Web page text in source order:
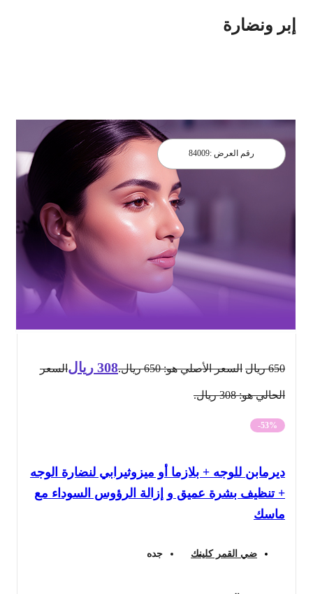
إبر ونضارة
رقم العرض : 84009
ريال السعر الأصلي هو: 650 ريال. 308 ريالالسعر
الحالي هو: 308 ريال.
-53%
ديرمابن للوجه + بلازما أو ميزوثيرابي لنضارة الوجه
+ تنظيف بشرة عميق و إزالة الرؤوس السوداء مع
ماسك
ضي القمر كلينك جده